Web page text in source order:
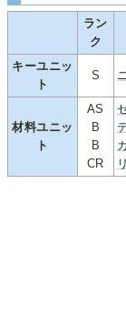
ラン
ク
キーユニッ
ト
S
材料ユニッ
ト
AS
B
B
CR